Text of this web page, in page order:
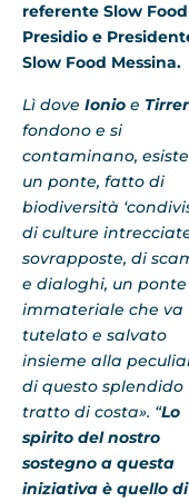
referente Slow
Presidio e
Slow Food Messina.
Lì dove Ionio e
fondono e si
contaminano,
un ponte, fatto di
biodiversità
di culture
sovrapposte, di
e dialoghi, un ponte
immateriale che va
tutelato e salvato
insieme alla
di questo splendido
tratto di costa». “Lo
spirito del nostro
sostegno a questa
iniziativa è quello di